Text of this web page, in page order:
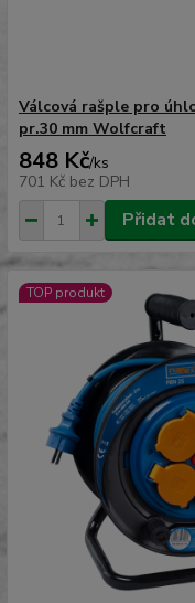
Válcová rašple pro
pr.30 mm Wolfcraft
848 Kč/ks
701 Kč bez DPH
Přidat
TOP produkt